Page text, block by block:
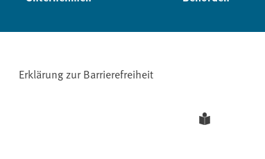
Erklärung zur Barrierefreiheit